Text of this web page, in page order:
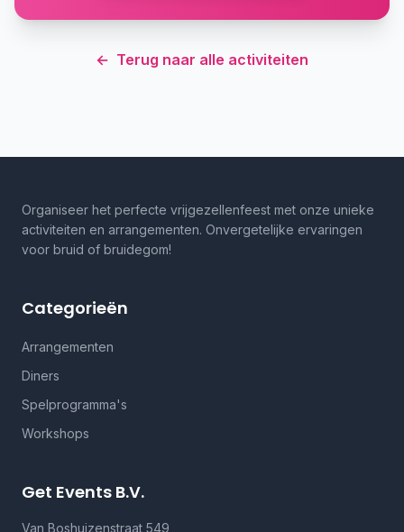
← Terug naar alle activiteiten
Organiseer het perfecte vrijgezellenfeest met onze unieke
activiteiten en arrangementen. Onvergetelijke ervaringen
voor bruid of bruidegom!
Categorieën
Arrangementen
Diners
Spelprogramma's
Workshops
Get Events B.V.
Van Boshuizenstraat 549